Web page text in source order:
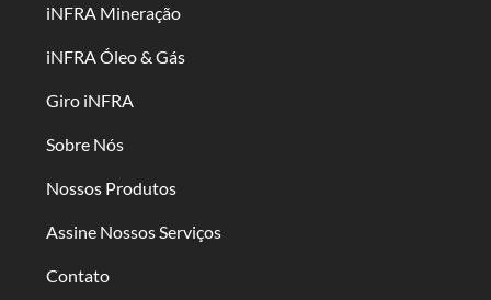
iNFRA Mineração
iNFRA Óleo & Gás
Giro iNFRA
Sobre Nós
Nossos Produtos
Assine Nossos Serviços
Contato